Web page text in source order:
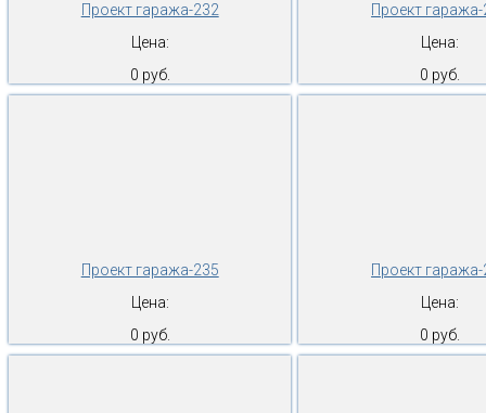
Проект гаража-232
Цена:
0 руб.
Проект
Цена:
0 руб.
Проект гаража-235
Цена:
0 руб.
Проект
Цена:
0 руб.